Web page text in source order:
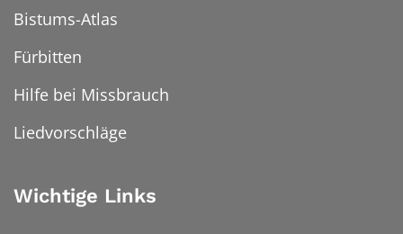
Bistums-Atlas
Fürbitten
Hilfe bei Missbrauch
Liedvorschläge
Wichtige Links